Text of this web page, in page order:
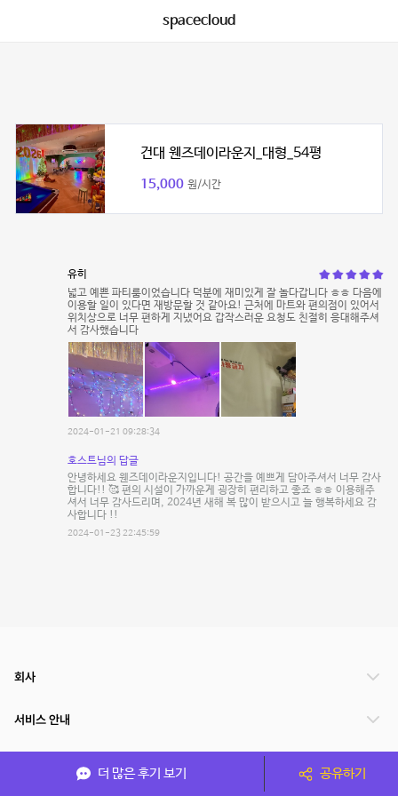
spacecloud
건대 웬즈데이라운지_대형_54평
15,000 원/시간
유히
넓고 예쁜 파티룸이었습니다 덕분에 재미있게 잘 놀다갑니다 ㅎㅎ 다음에
이용할 일이 있다면 재방문할 것 같아요! 근처에 마트와 편의점이 있어서
위치상으로 너무 편하게 지냈어요 갑작스러운 요청도 친절히 응대해주셔
서 감사했습니다
2024-01-21 09:28:34
호스트님의 답글
안녕하세요 웬즈데이라운지입니다! 공간을 예쁘게 담아주셔서 너무 감사
합니다!! 🥰 편의 시설이 가까운게 굉장히 편리하고 좋죠 ㅎㅎ 이용해주
셔서 너무 감사드리며, 2024년 새해 복 많이 받으시고 늘 행복하세요 감
사합니다 !!
2024-01-23 22:45:59
더 많은 후기 보기 공유하기
회사
서비스 안내